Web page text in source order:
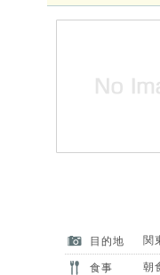
目的地 関
食事 朝